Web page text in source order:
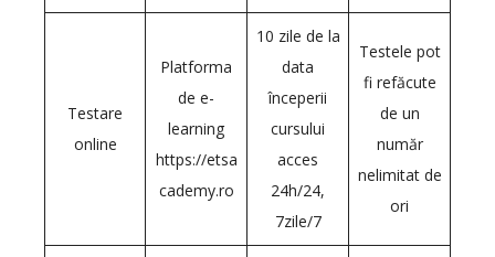
Testare
online
Platforma
de e-
learning
https://etsa
cademy.ro
10 zile de la
data
începerii
cursului
acces
24h/24,
7zile/7
Testele pot
fi refăcute
de un
număr
nelimitat de
ori